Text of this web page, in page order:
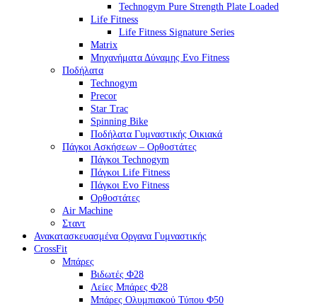
Technogym Pure Strength Plate Loaded
Life Fitness
Life Fitness Signature Series
Matrix
Μηχανήματα Δύναμης Evo Fitness
Ποδήλατα
Technogym
Precor
Star Trac
Spinning Bike
Ποδήλατα Γυμναστικής Οικιακά
Πάγκοι Ασκήσεων – Ορθοστάτες
Πάγκοι Technogym
Πάγκοι Life Fitness
Πάγκοι Evo Fitness
Ορθοστάτες
Air Machine
Σταντ
Ανακατασκευασμένα Οργανα Γυμναστικής
CrossFit
Μπάρες
Βιδωτές Φ28
Λείες Μπάρες Φ28
Μπάρες Ολυμπιακού Τύπου Φ50